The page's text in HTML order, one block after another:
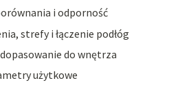
i odporność
strefy i łączenie podłóg
do wnętrza
użytkowe